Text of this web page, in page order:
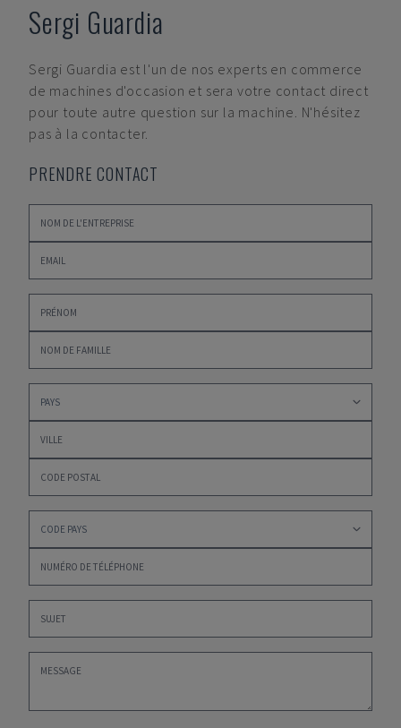
Sergi Guardia
Sergi Guardia est l'un de nos experts en commerce
de machines d'occasion et sera votre contact direct
pour toute autre question sur la machine. N'hésitez
pas à la contacter.
PRENDRE CONTACT